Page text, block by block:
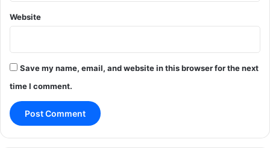
Website
Save my name, email, and website in this browser for the next
time I comment.